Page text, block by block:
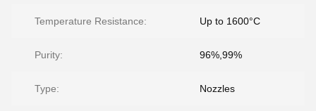
Temperature Resistance: Up to 1600°C
Purity: 96%,99%
Type: Nozzles